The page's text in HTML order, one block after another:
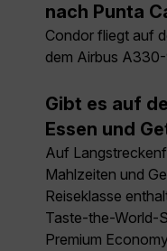
nach Punta
Condor fliegt auf
dem Airbus
Gibt es auf
Essen und
Auf
Mahlzeiten und
Reiseklasse
Taste-the-World-
Premium